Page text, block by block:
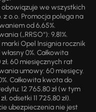
obowiązuje we wszystkich
o.o. Promocja polega na
od 6,65%.
(„RRSO“): 9,81%.
Opel Insignia rocznik
0%. Całkowita
60 miesięcznych rat
umowy: 60 miesięcy.
Całkowita kwota do
12 765,80 zł (w tym
odsetki 11 725,80 zł).
ubezpieczenia nie jest